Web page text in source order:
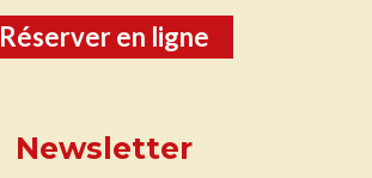
Réserver en ligne
Newsletter